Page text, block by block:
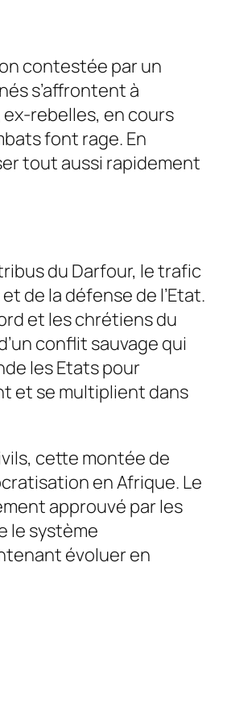
contestée par un
s’affrontent à
ex-rebelles, en cours
font rage. En
tout aussi rapidement
du Darfour, le trafic
de la défense de l’Etat.
et les chrétiens du
conflit sauvage qui
les Etats pour
et se multiplient dans
cette montée de
en Afrique. Le
approuvé par les
le système
évoluer en